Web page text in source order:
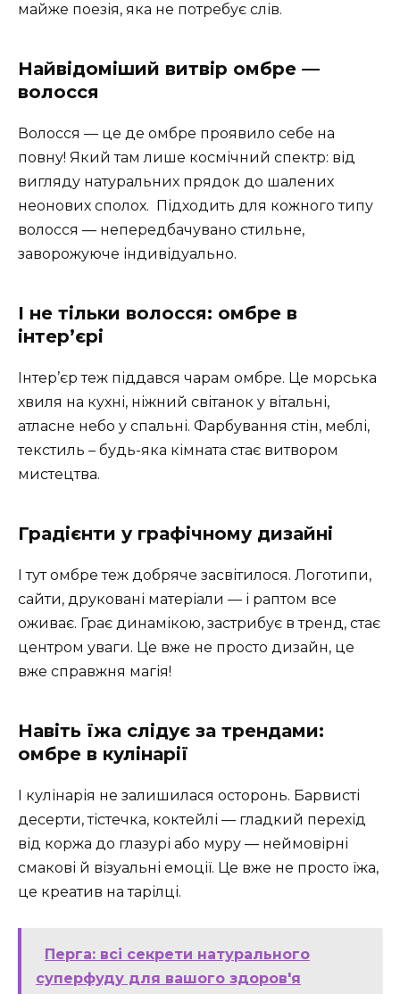
майже поезія, яка не потребує слів.
Найвідоміший витвір омбре —
волосся
Волосся — це де омбре проявило себе на
повну! Який там лише космічний спектр: від
вигляду натуральних прядок до шалених
неонових сполох. ‍ Підходить для кожного типу
волосся — непередбачувано стильне,
заворожуюче індивідуально.
І не тільки волосся: омбре в
інтер’єрі
Інтер’єр теж піддався чарам омбре. Це морська
хвиля на кухні, ніжний світанок у вітальні,
атласне небо у спальні. Фарбування стін, меблі,
текстиль – будь-яка кімната стає витвором
мистецтва.
Градієнти у графічному дизайні
І тут омбре теж добряче засвітилося. Логотипи,
сайти, друковані матеріали — і раптом все
оживає. Грає динамікою, застрибує в тренд, стає
центром уваги. Це вже не просто дизайн, це
вже справжня магія!
Навіть їжа слідує за трендами:
омбре в кулінарії
І кулінарія не залишилася осторонь. Барвисті
десерти, тістечка, коктейлі — гладкий перехід
від коржа до глазурі або муру — неймовірні
смакові й візуальні емоції. Це вже не просто їжа,
це креатив на тарілці.
Перга: всі секрети натурального
суперфуду для вашого здоров'я